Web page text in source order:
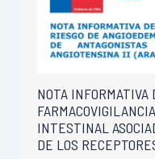
NOTA INFORMATIVA
INTESTINAL
DE LOS